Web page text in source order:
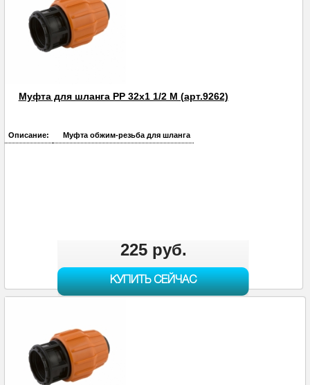
Муфта для шланга PP 32х1 1/2 M (арт.9262)
Описание: Муфта обжим-резьба для шланга
225 руб.
КУПИТЬ СЕЙЧАС